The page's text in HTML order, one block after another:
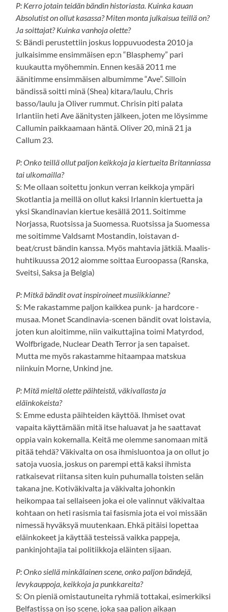
P: Kerro jotain teidän bändin historiasta. Kuinka kauan
Absolutist on ollut kasassa? Miten monta julkaisua teillä on?
Ja soittajat? Kuinka vanhoja olette?
S: Bändi perustettiin joskus loppuvuodesta 2010 ja
julkaisimme ensimmäisen ep:n “Blasphemy” pari
kuukautta myöhemmin. Ennen kesää 2011 me
äänitimme ensimmäisen albumimme “Ave”. Silloin
bändissä soitti minä (Shea) kitara/laulu, Chris
basso/laulu ja Oliver rummut. Chrisin piti palata
Irlantiin heti Ave äänitysten jälkeen, joten me löysimme
Callumin paikkaamaan häntä. Oliver 20, minä 21 ja
Callum 23.
P: Onko teillä ollut paljon keikkoja ja kiertueita Britanniassa
tai ulkomailla?
S: Me ollaan soitettu jonkun verran keikkoja ympäri
Skotlantia ja meillä on ollut kaksi Irlannin kiertuetta ja
yksi Skandinavian kiertue kesällä 2011. Soitimme
Norjassa, Ruotsissa ja Suomessa. Ruotsissa ja Suomessa
me soitimme Valdsamt Mostandin, loistavan d-
beat/crust bändin kanssa. Myös mahtavia jätkiä. Maalis-
huhtikuussa 2012 aiomme soittaa Euroopassa (Ranska,
Sveitsi, Saksa ja Belgia)
P: Mitkä bändit ovat inspiroineet musiikkianne?
S: Me rakastamme paljon kaikkea punk- ja hardcore -
musaa. Monet Scandinavia-scenen bändit ovat loistavia,
joten kun aloitimme, niin vaikuttajina toimi Matyrdod,
Wolfbrigade, Nuclear Death Terror ja sen tapaiset.
Mutta me myös rakastamme hitaampaa matskua
niinkuin Morne, Unkind jne.
P: Mitä mieltä olette päihteistä, väkivallasta ja
eläinkokeista?
S: Emme edusta päihteiden käyttöä. Ihmiset ovat
vapaita käyttämään mitä itse haluavat ja he saattavat
oppia vain kokemalla. Keitä me olemme sanomaan mitä
pitää tehdä? Väkivalta on osa ihmisluontoa ja on ollut jo
satoja vuosia, joskus on parempi että kaksi ihmista
ratkaisevat riitansa siten kuin puhumalla toisten selän
takana jne. Kotiväkivalta ja väkivalta johonkin
heikompaa tai sellaiseen joka ei ole valinnut väkivaltaa
kohtaan on heti rasismia tai fasismia jota ei voi missään
nimessä hyväksyä muutenkaan. Ehkä pitäisi lopettaa
eläinkokeet ja käyttää testeissä vaikka pappeja,
pankinjohtajia tai politiikkoja eläinten sijaan.
P: Onko siellä minkälainen scene, onko paljon bändejä,
levykauppoja, keikkoja ja punkkareita?
S: On pieniä omistautuneita ryhmiä tottakai, esimerkiksi
Belfastissa on iso scene, joka saa paljon aikaan